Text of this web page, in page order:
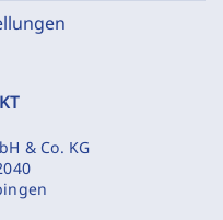
& Co. KG